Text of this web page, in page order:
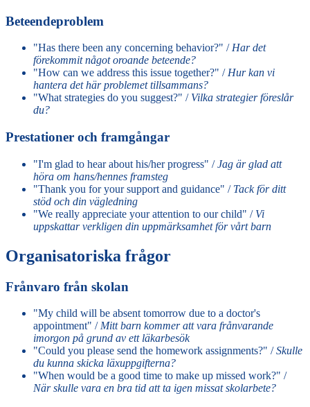
Beteendeproblem
"Has there been any concerning behavior?" /Har det
förekommit något oroande beteende?
"How can we address this issue together?" /Hur kan vi
hantera det här problemet tillsammans?
"What strategies do you suggest?" / Vilka strategier föreslår
du?
Prestationer och framgångar
"I'm glad to hear about his/her progress" /Jag är glad att
höra om hans/hennes framsteg
"Thank you for your support and guidance" / Tack för ditt
stöd och din vägledning
"We really appreciate your attention to our child" / Vi
uppskattar verkligen din uppmärksamhet för vårt barn
Organisatoriska frågor
Frånvaro från skolan
"My child will be absent tomorrow due to a doctor's
appointment" /Mitt barn kommer att vara frånvarande
imorgon på grund av ett läkarbesök
"Could you please send the homework assignments?" /Skulle
du kunna skicka läxuppgifterna?
"When would be a good time to make up missed work?" /
När skulle vara en bra tid att ta igen missat skolarbete?